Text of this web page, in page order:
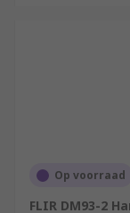
Op voorraad
FLIR DM93-2